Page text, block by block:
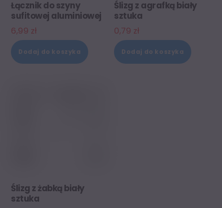
Łącznik do szyny
sufitowej aluminiowej
6,99 zł
Dodaj do koszyka
Ślizg z agrafką biały
sztuka
0,79 zł
Dodaj do koszyka
Ślizg z żabką biały
sztuka